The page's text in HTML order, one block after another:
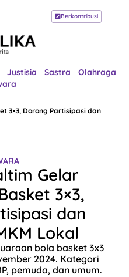
Berkontribusi
Justisia Sastra
Olahraga
Beranda
Esai
Justisia
Sastra
Olahraga
Pariwara
3×3, Dorong Partisipasi dan
Gelar
3×3,
dan
Lokal
bola basket 3x3
2024. Kategori
pemuda, dan umum.